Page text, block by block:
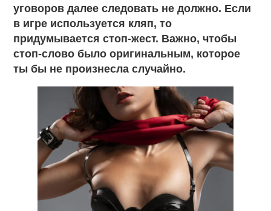
уговоров далее следовать не должно. Если
в игре используется кляп, то
придумывается стоп-жест. Важно, чтобы
стоп-слово было оригинальным, которое
ты бы не произнесла случайно.